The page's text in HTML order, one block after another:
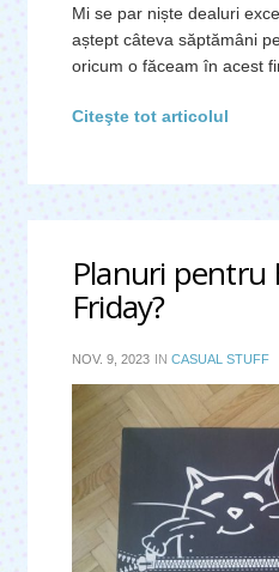
Mi se par niște dealuri
aștept câteva săptămâni
oricum o făceam în acest
Citeşte tot articolul
Planuri pentru
Friday?
NOV. 9, 2023 IN CASUAL STUFF